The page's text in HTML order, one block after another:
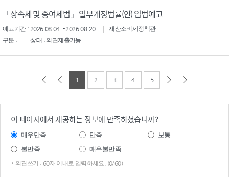
「상속세 및 증여세법」 일부개정법률(안) 입법예고
예고기간 : 2026.08.04. - 2026.08.20.
재산소비세정책관
구분 :
상태 : 의견제출가능
1 2 3 4 5
이 페이지에서 제공하는 정보에 만족하셨습니까?
매우만족 만족
보통
불만족
매우불만족
* 의견쓰기 : 60자 이내로 입력하세요. (0/60)